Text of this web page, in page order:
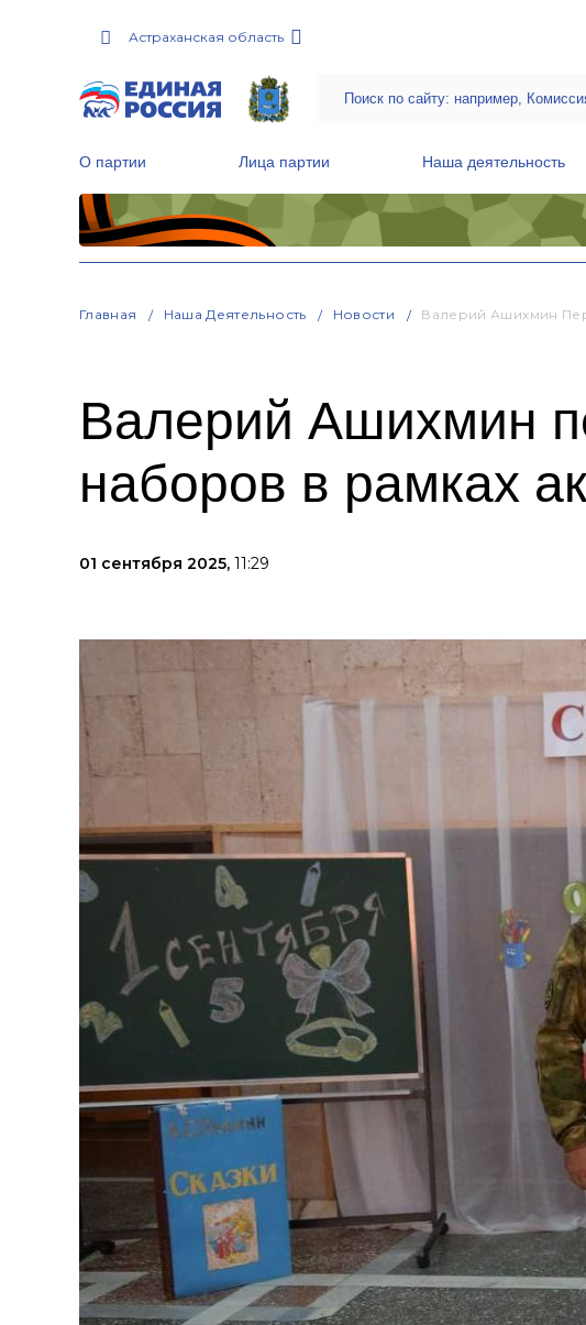
Астраханская область
О партии Лица партии Наша деятельность
Главная Наша Деятельность Новости Валерий Ашихмин
Валерий Ашихмин
наборов в рамках
01 сентября 2025, 11:29